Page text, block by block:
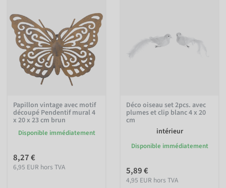
Papillon vintage avec motif
découpé Pendentif mural 4
x 20 x 23 cm brun
Disponible immédiatement
8,27 €
6,95 EUR hors TVA
Déco oiseau set 2pcs. avec
plumes et clip blanc 4 x 20
cm
intérieur
Disponible immédiatement
5,89 €
4,95 EUR hors TVA